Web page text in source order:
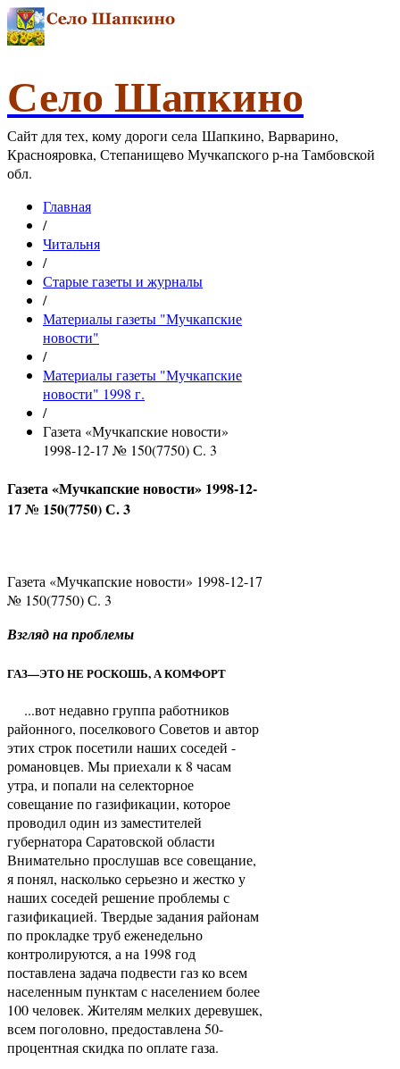
Село Шапкино
Сайт для тех, кому дороги села Шапкино, Варварино,
Краснояровка, Степанищево Мучкапского р-на Тамбовской
обл.
Главная
/
Читальня
/
Старые газеты и журналы
/
Материалы газеты "Мучкапские
новости"
/
Материалы газеты "Мучкапские
новости" 1998 г.
/
Газета «Мучкапские новости»
1998-12-17 № 150(7750) С. 3
Газета «Мучкапские новости» 1998-12-
17 № 150(7750) С. 3
Газета «Мучкапские новости» 1998-12-17
№ 150(7750) С. 3
Взгляд на проблемы
ГАЗ—ЭТО НЕ РОСКОШЬ, А КОМФОРТ
...вот недавно группа работников
районного, поселкового Советов и автор
этих строк посетили наших соседей -
романовцев. Мы приехали к 8 часам
утра, и попали на селекторное
совещание по газификации, которое
проводил один из заместителей
губернатора Саратовской области
Внимательно прослушав все совещание,
я понял, насколько серьезно и жестко у
наших соседей решение проблемы с
газификацией. Твердые задания районам
по прокладке труб еженедельно
контролируются, а на 1998 год
поставлена задача подвести газ ко всем
населенным пунктам с населением более
100 человек. Жителям мелких деревушек,
всем поголовно, предоставлена 50-
процентная скидка по оплате газа.